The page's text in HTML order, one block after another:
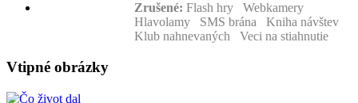
Zrušené: Flash hry Webkamery
Hlavolamy SMS brána Kniha návštev
Klub nahnevaných Veci na stiahnutie
Vtipné obrázky